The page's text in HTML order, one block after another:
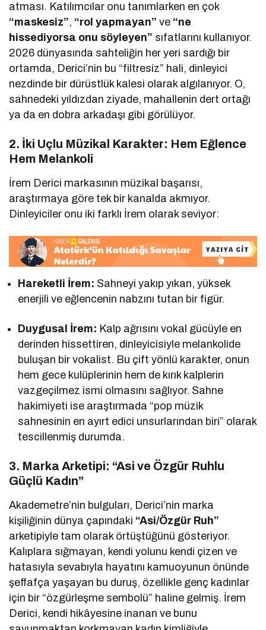
atması. Katılımcılar onu tanımlarken en çok
“maskesiz”, “rol yapmayan” ve “ne
hissediyorsa onu söyleyen” sıfatlarını kullanıyor.
2026 dünyasında sahteliğin her yeri sardığı bir
ortamda, Derici’nin bu “filtresiz” hali, dinleyici
nezdinde bir dürüstlük kalesi olarak algılanıyor. O,
sahnedeki yıldızdan ziyade, mahallenin dert ortağı
ya da en dobra arkadaşı gibi görülüyor.
2. İki Uçlu Müzikal Karakter: Hem Eğlence
Hem Melankoli
İrem Derici markasının müzikal başarısı,
araştırmaya göre tek bir kanalda akmıyor.
Dinleyiciler onu iki farklı İrem olarak seviyor:
Hareketli İrem: Sahneyi yakıp yıkan, yüksek
enerjili ve eğlencenin nabzını tutan bir figür.
Duygusal İrem: Kalp ağrısını vokal gücüyle en
derinden hissettiren, dinleyicisiyle melankolide
buluşan bir vokalist. Bu çift yönlü karakter, onun
hem gece kulüplerinin hem de kırık kalplerin
vazgeçilmez ismi olmasını sağlıyor. Sahne
hakimiyeti ise araştırmada “pop müzik
sahnesinin en ayırt edici unsurlarından biri” olarak
tescillenmiş durumda.
3. Marka Arketipi: “Asi ve Özgür Ruhlu
Güçlü Kadın”
Akademetre’nin bulguları, Derici’nin marka
kişiliğinin dünya çapındaki “Asi/Özgür Ruh”
arketipiyle tam olarak örtüştüğünü gösteriyor.
Kalıplara sığmayan, kendi yolunu kendi çizen ve
hatasıyla sevabıyla hayatını kamuoyunun önünde
şeffafça yaşayan bu duruş, özellikle genç kadınlar
için bir “özgürleşme sembolü” haline gelmiş. İrem
Derici, kendi hikâyesine inanan ve bunu